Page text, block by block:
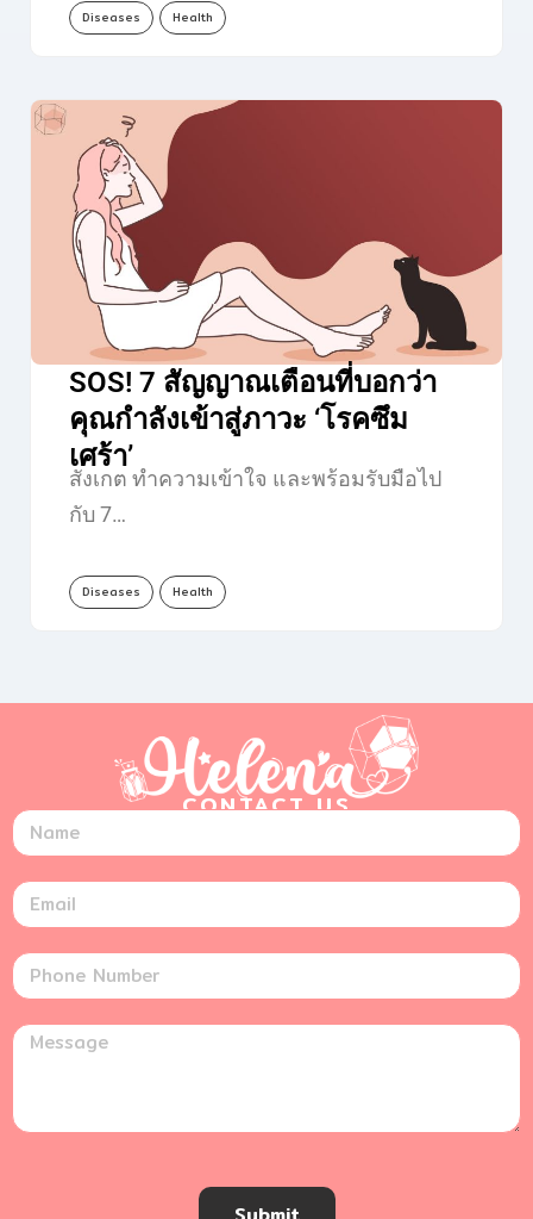
Diseases Health
SOS! 7 สัญญาณเตือนที่บอกว่า
คุณกำลังเข้าสู่ภาวะ ‘โรคซึม
เศร้า’
สังเกต ทำความเข้าใจ และพร้อมรับมือไป
กับ 7…
Diseases Health
CONTACT US